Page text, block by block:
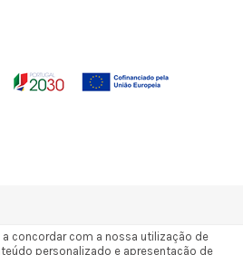
concordar com a nossa utilização de
personalizado e apresentação de